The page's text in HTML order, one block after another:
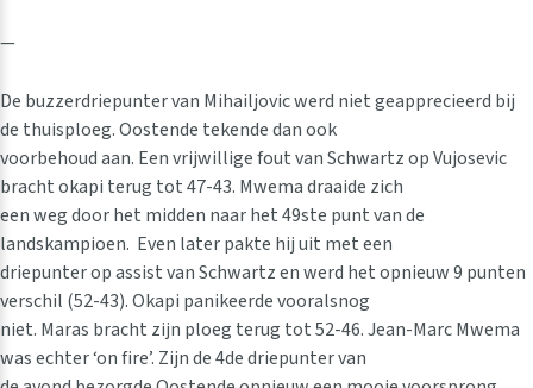
—
De buzzerdriepunter van Mihailjovic werd niet geapprecieerd bij
de thuisploeg. Oostende tekende dan ook
voorbehoud aan. Een vrijwillige fout van Schwartz op Vujosevic
bracht okapi terug tot 47-43. Mwema draaide zich
een weg door het midden naar het 49ste punt van de
landskampioen. Even later pakte hij uit met een
driepunter op assist van Schwartz en werd het opnieuw 9 punten
verschil (52-43). Okapi panikeerde vooralsnog
niet. Maras bracht zijn ploeg terug tot 52-46. Jean-Marc Mwema
was echter ‘on fire’. Zijn de 4de driepunter van